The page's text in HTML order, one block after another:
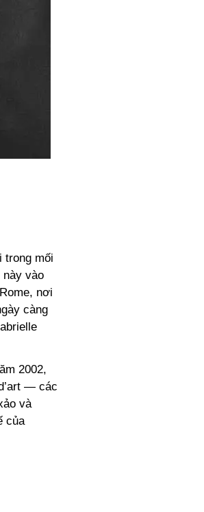
trong mối
này vào
nơi
càng
2002,
— các
và
của